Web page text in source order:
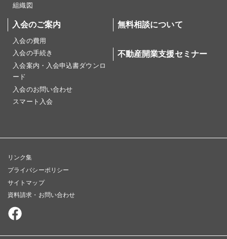
組織図
入会のご案内
入会の費用
入会の手続き
入会案内・入会申込書ダウンロ
ード
入会のお問い合わせ
スマート入会
無料相談について
不動産開業支援セミナー
リンク集
プライバシーポリシー
サイトマップ
資料請求・お問い合わせ